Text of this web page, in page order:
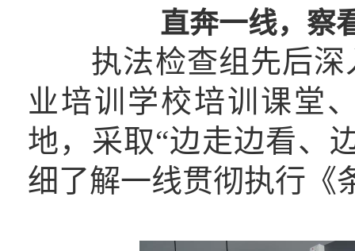
直奔一线， 察
执法检查组先后深
业培训学校培训课堂
地，采取“边走边看、
细了解一线贯彻执行《